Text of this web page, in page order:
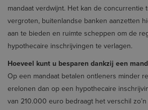
mandaat verdwijnt. Het kan de concurrentie
vergroten, buitenlandse banken aanzetten
aan te bieden en ruimte scheppen om de
hypothecaire inschrijvingen te verlagen.
Hoeveel kunt u besparen dankzij een
Op een mandaat betalen ontleners minder
erelonen dan op een hypothecaire
van 210.000 euro bedraagt het verschil